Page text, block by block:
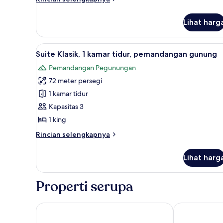
Kamar
Lihat
Lihat
semua
foto
untuk
Suite
Klasik,
1
tidur,
Suite Klasik, 1 kamar tidur,
5
Suite Klasik, 1 kamar tidur, pemandangan gunung
Pemandangan Pegunungan
72 meter persegi
1 kamar tidur
Kapasitas 3
1 king
Rincian selengkapnya
Rincian
Suite
tidur,
Lihat
Properti serupa
The Breath Khao Yai Splendid